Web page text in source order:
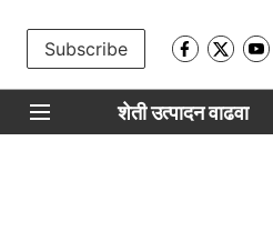
Subscribe
शेती उत्पादन वाढवा